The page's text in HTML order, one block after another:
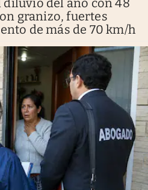
granizo, fuertes
de más de 70 km/h